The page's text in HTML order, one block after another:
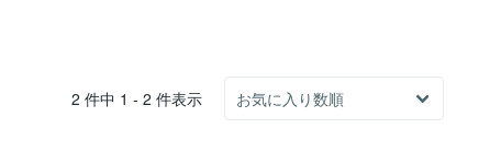
2 件中 1 - 2 件表示